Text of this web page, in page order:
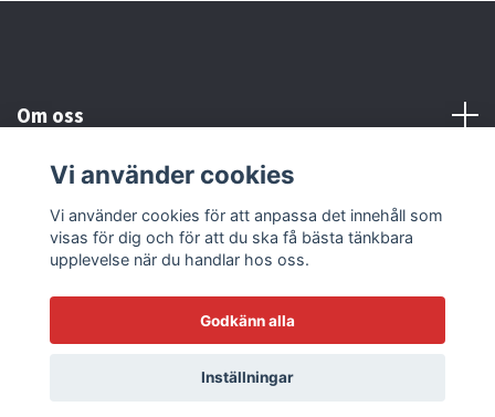
Om oss
Kundtjänst
Läs mer
© 2026 Sonicstore77Powered by Quickbutik
Vi använder cookies
Vi använder cookies för att anpassa det innehåll som
visas för dig och för att du ska få bästa tänkbara
upplevelse när du handlar hos oss.
Godkänn alla
Inställningar